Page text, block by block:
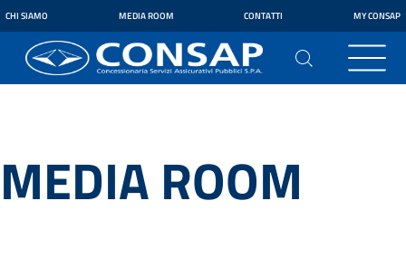
CHI SIAMO MEDIA ROOM CONTATTI MY CONSAP
MEDIA ROOM